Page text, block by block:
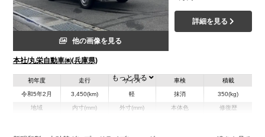
他の画像を見る
本社/丸栄自動車㈱(兵庫県)
詳細を見る
初年度
令和5年2月
走行
3,450(km)
サイズ
軽
車検
抹消
積載
350(kg)
地域 内寸(mm)
H:593
外寸(mm)
H:174
本体色 修復歴
もっと見る